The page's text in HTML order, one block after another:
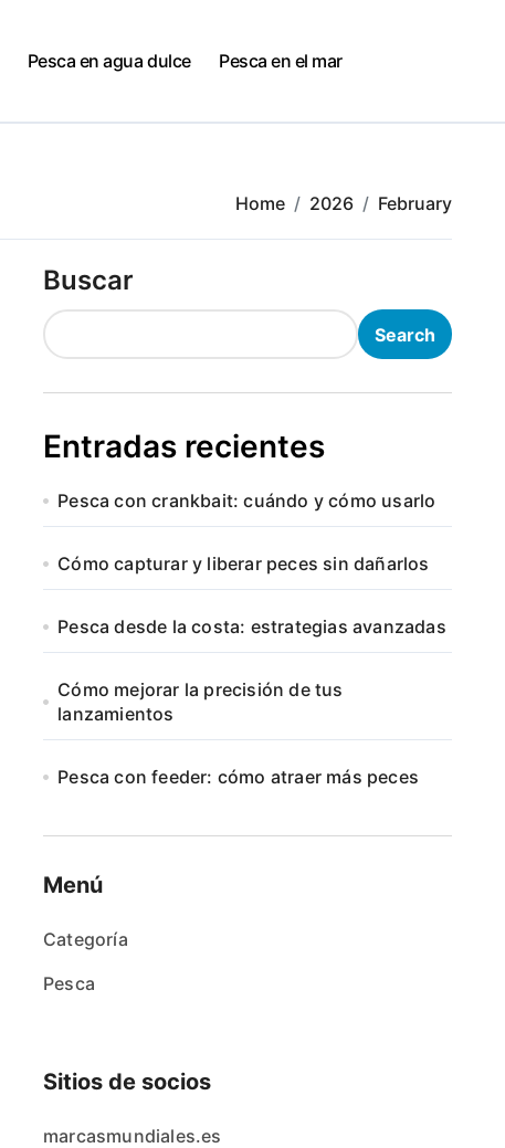
Pesca en agua dulce Pesca en el mar
Home 2026 February
Buscar
Search
Entradas recientes
Pesca con crankbait: cuándo y cómo usarlo
Cómo capturar y liberar peces sin dañarlos
Pesca desde la costa: estrategias avanzadas
Cómo mejorar la precisión de tus
lanzamientos
Pesca con feeder: cómo atraer más peces
Menú
Categoría
Pesca
Sitios de socios
marcasmundiales.es